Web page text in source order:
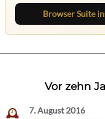
Browser Suite
Vor zehn
7. August 2016